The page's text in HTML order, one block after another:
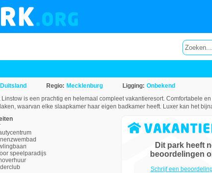
Duitsland Regio: Mecklenburg Ligging: Onbekend
Linstow is een prachtig en helemaal compleet vakantieresort. Comfortabele en
waarvan elke slaapkamer haar eigen badkamer heeft. Luxer kan het
speelparadijs
Dit park heeft
beoordelingen
Schrijf een